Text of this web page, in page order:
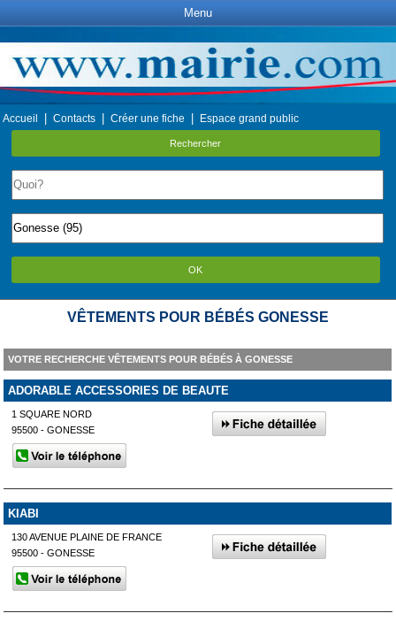
Menu
Accueil Contacts Créer une fiche Espace grand public
Rechercher
OK
VÊTEMENTS POUR BÉBÉS GONESSE
VOTRE RECHERCHE VÊTEMENTS POUR BÉBÉS À GONESSE
ADORABLE ACCESSORIES DE BEAUTE
1 SQUARE NORD
95500 - GONESSE
KIABI
130 AVENUE PLAINE DE FRANCE
95500 - GONESSE